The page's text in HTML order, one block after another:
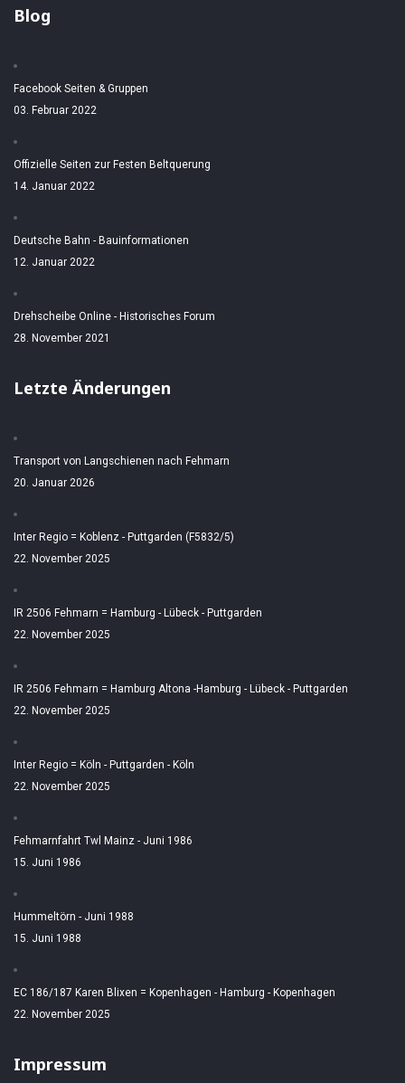
Blog
Facebook Seiten & Gruppen
03. Februar 2022
Offizielle Seiten zur Festen Beltquerung
14. Januar 2022
Deutsche Bahn - Bauinformationen
12. Januar 2022
Drehscheibe Online - Historisches Forum
28. November 2021
Letzte Änderungen
Transport von Langschienen nach Fehmarn
20. Januar 2026
Inter Regio = Koblenz - Puttgarden (F5832/5)
22. November 2025
IR 2506 Fehmarn = Hamburg - Lübeck - Puttgarden
22. November 2025
IR 2506 Fehmarn = Hamburg Altona -Hamburg - Lübeck - Puttgarden
22. November 2025
Inter Regio = Köln - Puttgarden - Köln
22. November 2025
Fehmarnfahrt Twl Mainz - Juni 1986
15. Juni 1986
Hummeltörn - Juni 1988
15. Juni 1988
EC 186/187 Karen Blixen = Kopenhagen - Hamburg - Kopenhagen
22. November 2025
Impressum